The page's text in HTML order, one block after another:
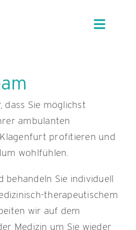
Toggle
dass Sie möglichst
ambulanten
profitieren und
wohlfühlen.
behandeln Sie individuell
therapeutischem
wir auf dem
Medizin um Sie wieder